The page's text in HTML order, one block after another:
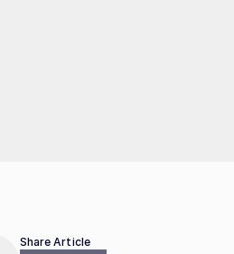
Share Article